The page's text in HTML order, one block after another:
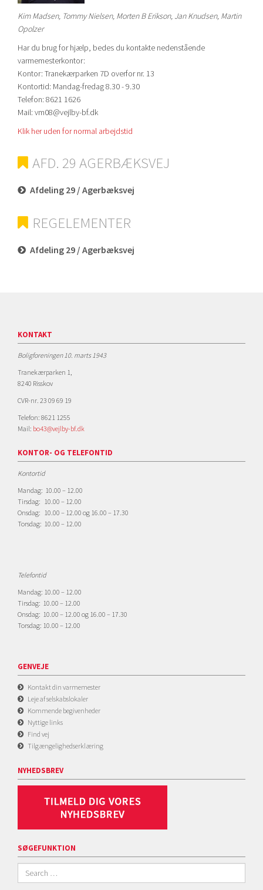
Kim Madsen, Tommy Nielsen, Morten B Erikson, Jan Knudsen, Martin
Opolzer
Har du brug for hjælp, bedes du kontakte nedenstående
varmemesterkontor:
Kontor: Tranekærparken 7D overfor nr. 13
Kontortid: Mandag-fredag 8.30 - 9.30
Telefon: 8621 1626
Mail: vm08@vejlby-bf.dk
Klik her uden for normal arbejdstid
AFD. 29 AGERBÆKSVEJ
Afdeling 29 / Agerbæksvej
REGELEMENTER
Afdeling 29 / Agerbæksvej
KONTAKT
Boligforeningen 10. marts 1943
Tranekærparken 1,
8240 Risskov
CVR-nr. 23 09 69 19
Telefon: 8621 1255
Mail: bo43@vejlby-bf.dk
KONTOR- OG TELEFONTID
Kontortid
Mandag: 10.00 – 12.00
Tirsdag: 10.00 – 12.00
Onsdag: 10.00 – 12.00 og 16.00 – 17.30
Torsdag: 10.00 – 12.00
Telefontid
Mandag: 10.00 – 12.00
Tirsdag: 10.00 – 12.00
Onsdag: 10.00 – 12.00 og 16.00 – 17.30
Torsdag: 10.00 – 12.00
GENVEJE
Kontakt din varmemester
Leje af selskabslokaler
Kommende begivenheder
Nyttige links
Find vej
Tilgængelighedserklæring
NYHEDSBREV
SØGEFUNKTION